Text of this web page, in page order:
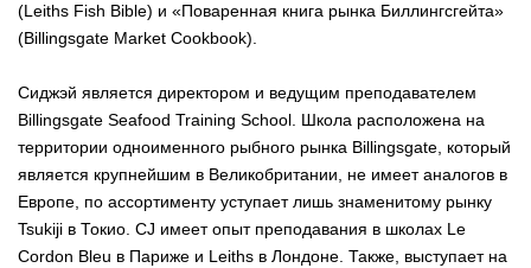
(Leiths Fish Bible) и «Поваренная книга рынка Биллингсгейта»
(Billingsgate Market Cookbook).
Сиджэй является директором и ведущим преподавателем
Billingsgate Seafood Training School. Школа расположена на
территории одноименного рыбного рынка Billingsgate, который
является крупнейшим в Великобритании, не имеет аналогов в
Европе, по ассортименту уступает лишь знаменитому рынку
Tsukiji в Токио. CJ имеет опыт преподавания в школах Le
Cordon Bleu в Париже и Leiths в Лондоне. Также, выступает на